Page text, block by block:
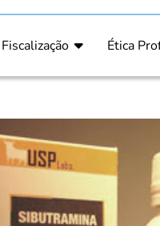
Fiscalização
Orientação
Processos Fiscais
Relatórios
Ética